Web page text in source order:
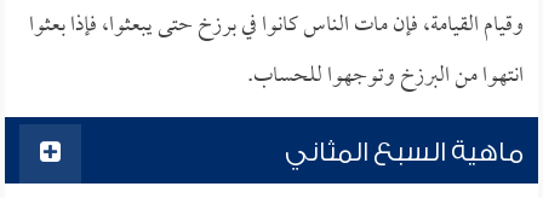
وقيام القيامة، فإن مات الناس كانوا في برزخ حتى يبعثوا، فإذا بعثوا
انتهوا من البرزخ وتوجهوا للحساب.
ماهية السبع المثاني